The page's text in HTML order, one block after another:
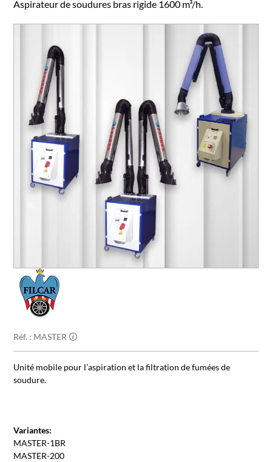
Aspirateur de soudures bras rigide 1600 m³/h.
Réf. : MASTER 🛈
Unité mobile pour l’aspiration et la filtration de fumées de
soudure.
Variantes:
MASTER-1BR
MASTER-200